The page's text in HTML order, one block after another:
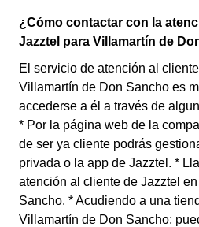
¿Cómo contactar con la
Jazztel para Villamartín de
El servicio de atención al
Villamartín de Don Sancho es
accederse a él a través de
* Por la página web de la
de ser ya cliente podrás
privada o la app de Jazztel. *
atención al cliente de Jazztel
Sancho. * Acudiendo a una
Villamartín de Don Sancho;